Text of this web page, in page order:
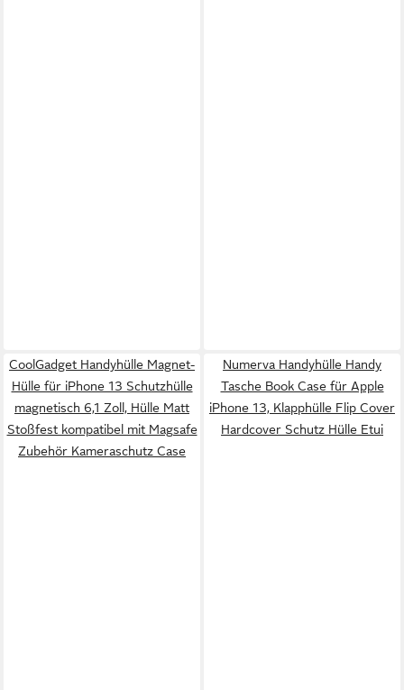
CoolGadget Handyhülle Magnet-
Hülle für iPhone 13 Schutzhülle
magnetisch 6,1 Zoll, Hülle Matt
Stoßfest kompatibel mit Magsafe
Zubehör Kameraschutz Case
Numerva Handyhülle Handy
Tasche Book Case für Apple
iPhone 13, Klapphülle Flip Cover
Hardcover Schutz Hülle Etui